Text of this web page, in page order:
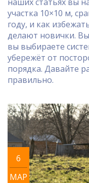
участка 10×10 м,
году, и как
делают новички.
вы выбираете
убережёт от
порядка. Давайте
правильно.
6
МАР